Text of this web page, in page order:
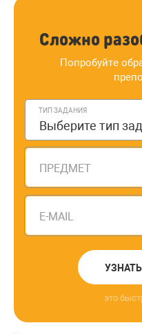
Сложно
Попробуйте
ТИП ЗАДАНИЯ
Выберите тип
ПРЕДМЕТ
E-MAIL
это